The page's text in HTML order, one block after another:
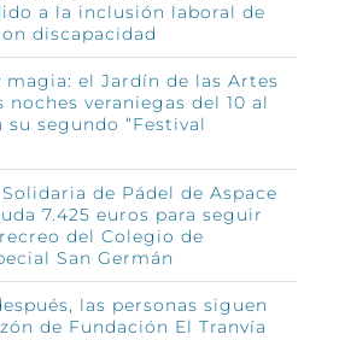
a la inclusión laboral de
discapacidad
magia: el Jardín de las Artes
noches veraniegas del 10 al
su segundo “Festival
de Pádel de Aspace
7.425 euros para seguir
del Colegio de
San Germán
las personas siguen
de Fundación El Tranvía